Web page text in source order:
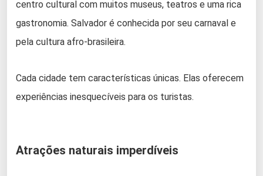
centro cultural com muitos museus, teatros e uma rica
gastronomia. Salvador é conhecida por seu carnaval e
pela cultura afro-brasileira.
Cada cidade tem características únicas. Elas oferecem
experiências inesquecíveis para os turistas.
Atrações naturais imperdíveis